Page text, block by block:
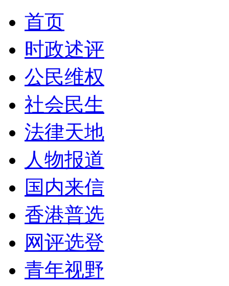
首页
时政述评
公民维权
社会民生
法律天地
人物报道
国内来信
香港普选
网评选登
青年视野